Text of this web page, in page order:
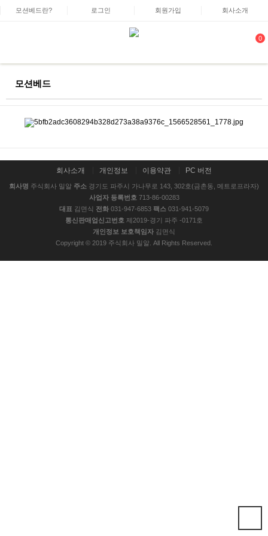
모션베드란? 로그인 회원가입 회사소개
0
모션베드
회사소개 개인정보 이용약관 PC 버전
회사명 주식회사 밀알 주소 경기도 파주시 가나무로 143, 302호(금촌동, 메트로프라자)
사업자 등록번호 713-86-00283
대표 김면식 전화 031-947-6853 팩스 031-941-5079
통신판매업신고번호 제2019-경기 파주 -0171호
개인정보 보호책임자 김면식
Copyright © 2019 주식회사 밀알. All Rights Reserved.